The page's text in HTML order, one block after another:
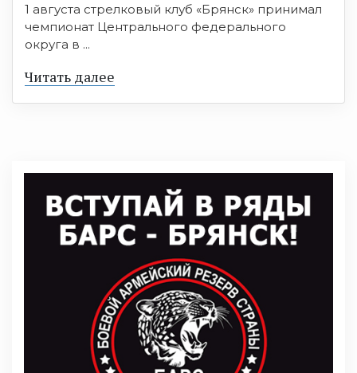
1 августа стрелковый клуб «Брянск» принимал
чемпионат Центрального федерального
округа в ...
Читать далее